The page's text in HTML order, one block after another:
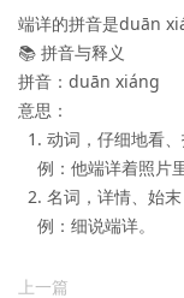
端详的拼音是duān
📚 拼音与释义
拼音：duān xiáng
意思：
1. 动词，仔细地看
例：他端详着照片
2. 名词，详情、始
例：细说端详。
上一篇